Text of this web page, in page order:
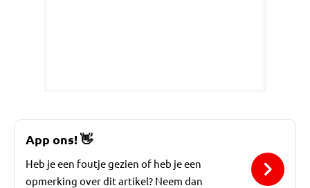
App ons!👋
Heb je een foutje gezien of heb je een
opmerking over dit artikel? Neem dan